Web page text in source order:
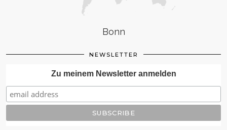
Bonn
NEWSLETTER
Zu meinem Newsletter anmelden